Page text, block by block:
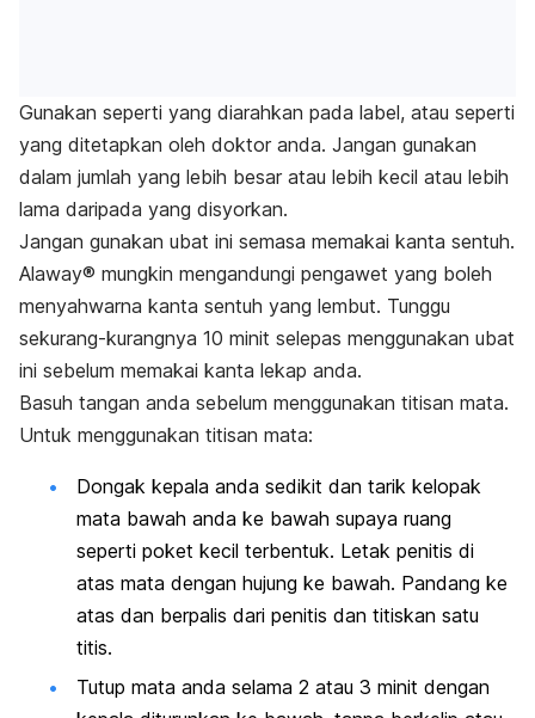
Gunakan seperti yang diarahkan pada label, atau seperti
yang ditetapkan oleh doktor anda. Jangan gunakan
dalam jumlah yang lebih besar atau lebih kecil atau lebih
lama daripada yang disyorkan.
Jangan gunakan ubat ini semasa memakai kanta sentuh.
Alaway® mungkin mengandungi pengawet yang boleh
menyahwarna kanta sentuh yang lembut. Tunggu
sekurang-kurangnya 10 minit selepas menggunakan ubat
ini sebelum memakai kanta lekap anda.
Basuh tangan anda sebelum menggunakan titisan mata.
Untuk menggunakan titisan mata:
Dongak kepala anda sedikit dan tarik kelopak
mata bawah anda ke bawah supaya ruang
seperti poket kecil terbentuk. Letak penitis di
atas mata dengan hujung ke bawah. Pandang ke
atas dan berpalis dari penitis dan titiskan satu
titis.
Tutup mata anda selama 2 atau 3 minit dengan